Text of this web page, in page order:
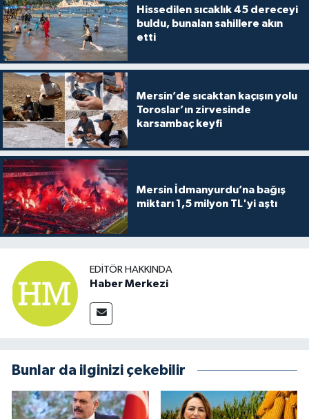
Hissedilen sıcaklık 45 dereceyi
buldu, bunalan sahillere akın
etti
Mersin’de sıcaktan kaçışın yolu
Toroslar’ın zirvesinde
karsambaç keyfi
Mersin İdmanyurdu’na bağış
miktarı 1,5 milyon TL'yi aştı
EDITÖR HAKKINDA
Haber Merkezi
Bunlar da ilginizi çekebilir